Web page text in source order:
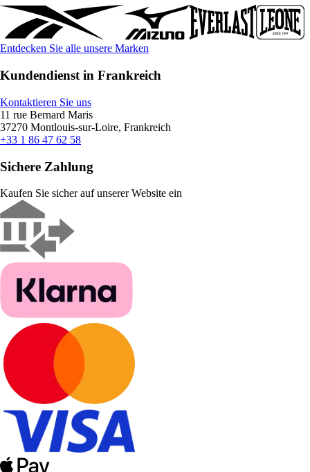
Entdecken Sie alle unsere Marken
Kundendienst in Frankreich
Kontaktieren Sie uns
11 rue Bernard Maris
37270 Montlouis-sur-Loire, Frankreich
+33 1 86 47 62 58
Sichere Zahlung
Kaufen Sie sicher auf unserer Website ein